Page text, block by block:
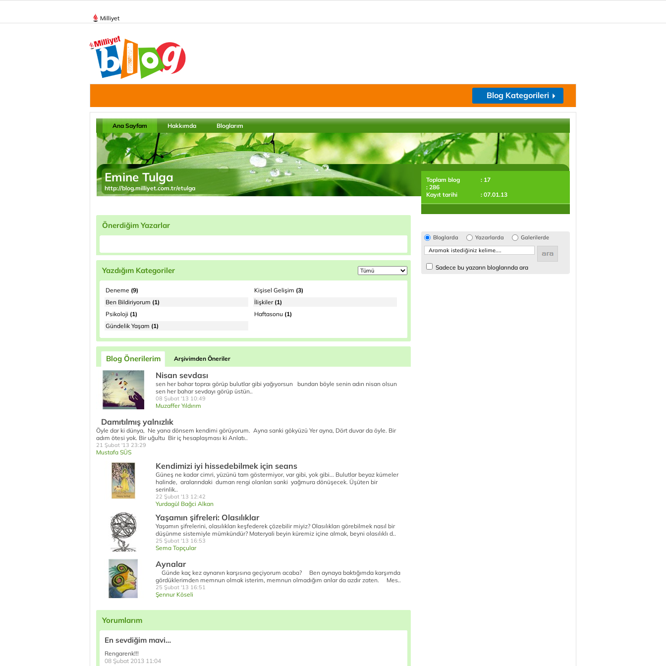
Milliyet
Blog Kategorileri
Ana Sayfam Hakkımda Bloglarım
Emine Tulga
http://blog.milliyet.com.tr/etulga
Önerdiğim Yazarlar
Yazdığım Kategoriler
Deneme (9) Kişisel Gelişim (3)
Ben Bildiriyorum (1) İlişkiler(1)
Psikoloji (1) Haftasonu (1)
Gündelik Yaşam (1)
Blog Önerilerim Arşivimden Öneriler
Nisan sevdası
sen her bahar topraı görüp bulutlar gibi yağıyorsun bundan böyle senin adın nisan olsun
sen her bahar sevdayı görüp üstün..
08 Şubat '13 10:49
Muzaffer Yıldırım
Damıtılmış yalnızlık
Öyle dar ki dünya, Ne yana dönsem kendimi görüyorum. Ayna sanki gökyüzü Yer ayna, Dört duvar da öyle. Bir
adım ötesi yok. Bir uğultu Bir iç hesaplaşması ki Anlatı..
21 Şubat '13 23:29
Mustafa SÜS
Kendimizi iyi hissedebilmek için seans
Güneş ne kadar cimri, yüzünü tam göstermiyor, var gibi, yok gibi... Bulutlar beyaz kümeler
halinde, aralarındaki duman rengi olanları sanki yağmura dönüşecek. Üşüten bir
serinlik..
22 Şubat '13 12:42
Yurdagül Bağci Alkan
Yaşamın şifreleri: Olasılıklar
Yaşamın şifrelerini, olasılıkları keşfederek çözebilir miyiz? Olasılıkları görebilmek nasıl bir
düşünme sistemiyle mümkündür? Materyali beyin küremiz içine almak, beyni olasılıklı d..
25 Şubat '13 16:53
Sema Topçular
Aynalar
Günde kaç kez aynanın karşısına geçiyorum acaba? Ben aynaya baktığımda karşımda
gördüklerimden memnun olmak isterim, memnun olmadığım anlar da azdır zaten. Mes..
25 Şubat '13 16:51
Şennur Köseli
Yorumlarım
En sevdiğim mavi…
Rengarenk!!!
08 Şubat 2013 11:04
Toplam blog
: 17
: 286
Kayıt tarihi
: 07.01.13
Bloglarda Yazarlarda Galerilerde
Sadece bu yazarın bloglarında ara